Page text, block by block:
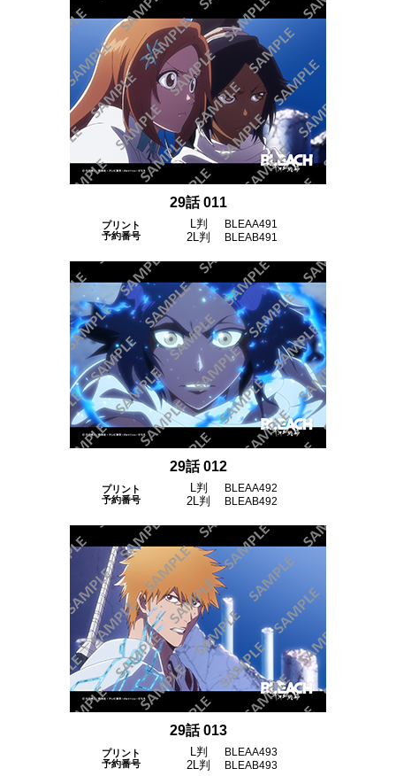
29話 011
プリント
予約番号
L判 BLEAA491
2L判 BLEAB491
29話 012
プリント
予約番号
L判 BLEAA492
2L判 BLEAB492
29話 013
プリント
予約番号
L判 BLEAA493
2L判 BLEAB493